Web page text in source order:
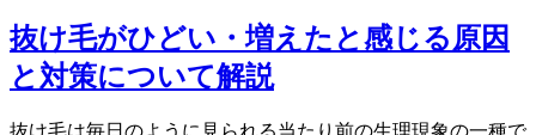
抜け毛がひどい・増えたと感じる原因
と対策について解説
抜け毛は毎日のように見られる当たり前の生理現象の一種で